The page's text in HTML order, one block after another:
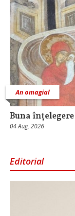
An omagial
Buna
04 Aug, 2026
Editorial